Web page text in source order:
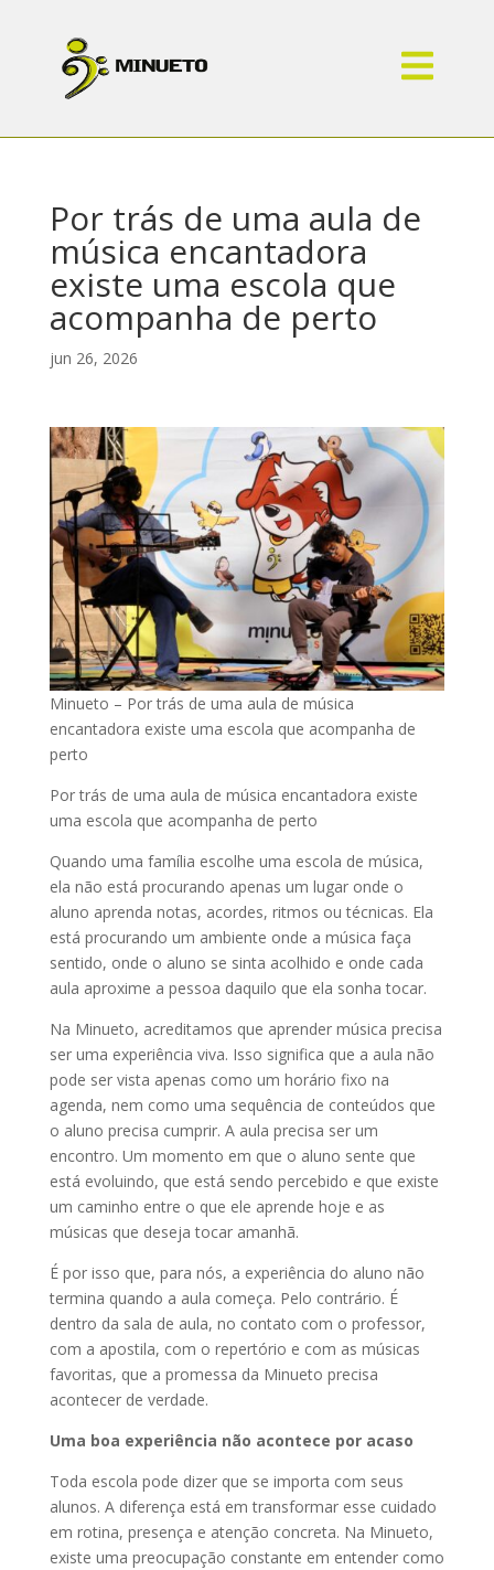
Por trás de uma aula de
música encantadora
existe uma escola que
acompanha de perto
jun 26, 2026
Minueto – Por trás de uma aula de música
encantadora existe uma escola que acompanha de
perto
Por trás de uma aula de música encantadora existe
uma escola que acompanha de perto
Quando uma família escolhe uma escola de música,
ela não está procurando apenas um lugar onde o
aluno aprenda notas, acordes, ritmos ou técnicas. Ela
está procurando um ambiente onde a música faça
sentido, onde o aluno se sinta acolhido e onde cada
aula aproxime a pessoa daquilo que ela sonha tocar.
Na Minueto, acreditamos que aprender música precisa
ser uma experiência viva. Isso significa que a aula não
pode ser vista apenas como um horário fixo na
agenda, nem como uma sequência de conteúdos que
o aluno precisa cumprir. A aula precisa ser um
encontro. Um momento em que o aluno sente que
está evoluindo, que está sendo percebido e que existe
um caminho entre o que ele aprende hoje e as
músicas que deseja tocar amanhã.
É por isso que, para nós, a experiência do aluno não
termina quando a aula começa. Pelo contrário. É
dentro da sala de aula, no contato com o professor,
com a apostila, com o repertório e com as músicas
favoritas, que a promessa da Minueto precisa
acontecer de verdade.
Uma boa experiência não acontece por acaso
Toda escola pode dizer que se importa com seus
alunos. A diferença está em transformar esse cuidado
em rotina, presença e atenção concreta. Na Minueto,
existe uma preocupação constante em entender como